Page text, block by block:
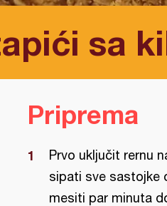
sa
Priprema
Prvo uključit rernu
sipati sve sastojke
mesiti par minuta